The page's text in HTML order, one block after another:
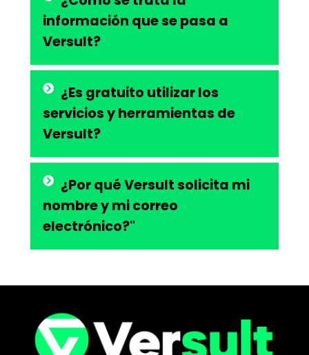
información que se pasa a
Versult?
¿Es gratuito utilizar los
servicios y herramientas de
Versult?
¿Por qué Versult solicita mi
nombre y mi correo
electrónico?"